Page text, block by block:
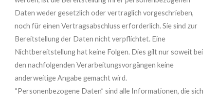
Daten weder gesetzlich oder vertraglich vorgeschrieben,
noch für einen Vertragsabschluss erforderlich. Sie sind zur
Bereitstellung der Daten nicht verpflichtet. Eine
Nichtbereitstellung hat keine Folgen. Dies gilt nur soweit bei
den nachfolgenden Verarbeitungsvorgängen keine
anderweitige Angabe gemacht wird.
“Personenbezogene Daten” sind alle Informationen, die sich